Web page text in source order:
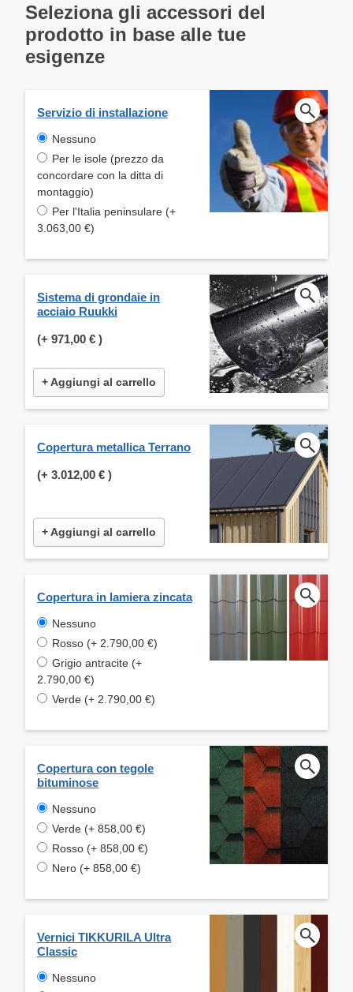
Seleziona gli accessori del
prodotto in base alle tue
esigenze
Servizio di installazione
Nessuno
Per le isole (prezzo da
concordare con la ditta di
montaggio)
Per l'Italia peninsulare (+
3.063,00 €)
Sistema di grondaie in
acciaio Ruukki
(+ 971,00 € )
+ Aggiungi al carrello
Copertura metallica Terrano
(+ 3.012,00 € )
+ Aggiungi al carrello
Copertura in lamiera zincata
Nessuno
Rosso (+ 2.790,00 €)
Grigio antracite (+
2.790,00 €)
Verde (+ 2.790,00 €)
Copertura con tegole
bituminose
Nessuno
Verde (+ 858,00 €)
Rosso (+ 858,00 €)
Nero (+ 858,00 €)
Vernici TIKKURILA Ultra
Classic
Nessuno